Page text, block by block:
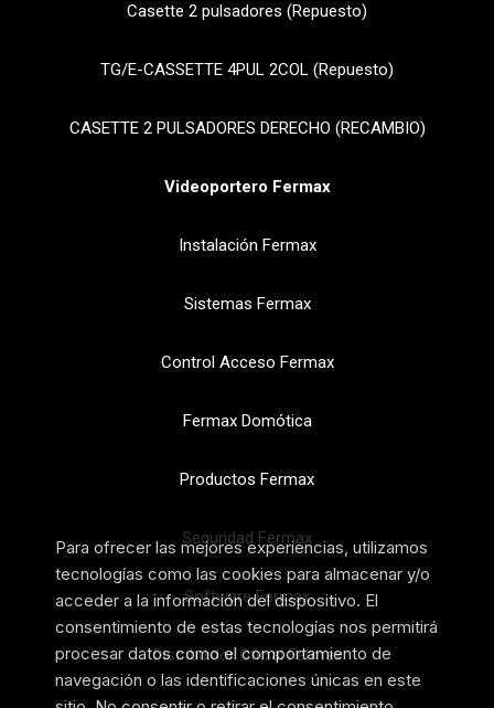
Para ofrecer las mejores experiencias, utilizamos
tecnologías como las cookies para almacenar y/o
acceder a la información del dispositivo. El
consentimiento de estas tecnologías nos permitirá
procesar datos como el comportamiento de
navegación o las identificaciones únicas en este
Casette 2 pulsadores (Repuesto)
TG/E-CASSETTE 4PUL 2COL (Repuesto)
CASETTE 2 PULSADORES DERECHO (RECAMBIO)
Videoportero Fermax
Instalación Fermax
Sistemas Fermax
Control Acceso Fermax
Fermax Domótica
Productos Fermax
Seguridad Fermax
Software Fermax
Distribuidor Oficial Fermax